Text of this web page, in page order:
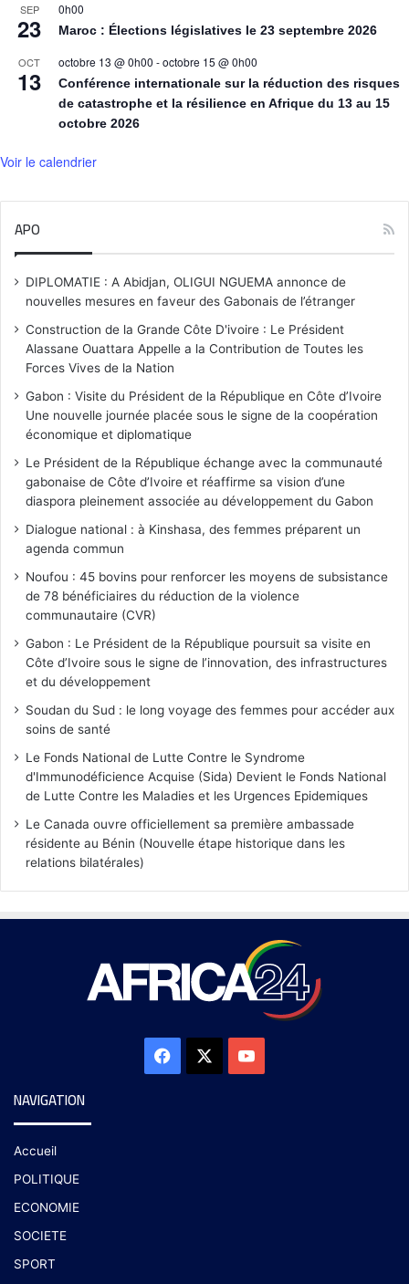
SEP
23
0h00
Maroc : Élections législatives le 23 septembre 2026
OCT
13
octobre 13 @ 0h00 -octobre 15 @ 0h00
Conférence internationale sur la réduction des risques
de catastrophe et la résilience en Afrique du 13 au 15
octobre 2026
Voir le calendrier
APO
DIPLOMATIE : A Abidjan, OLIGUI NGUEMA annonce de
nouvelles mesures en faveur des Gabonais de l’étranger
Construction de la Grande Côte D'ivoire : Le Président
Alassane Ouattara Appelle a la Contribution de Toutes les
Forces Vives de la Nation
Gabon : Visite du Président de la République en Côte d’Ivoire
Une nouvelle journée placée sous le signe de la coopération
économique et diplomatique
Le Président de la République échange avec la communauté
gabonaise de Côte d’Ivoire et réaffirme sa vision d’une
diaspora pleinement associée au développement du Gabon
Dialogue national : à Kinshasa, des femmes préparent un
agenda commun
Noufou : 45 bovins pour renforcer les moyens de subsistance
de 78 bénéficiaires du réduction de la violence
communautaire (CVR)
Gabon : Le Président de la République poursuit sa visite en
Côte d’Ivoire sous le signe de l’innovation, des infrastructures
et du développement
Soudan du Sud : le long voyage des femmes pour accéder aux
soins de santé
Le Fonds National de Lutte Contre le Syndrome
d'Immunodéficience Acquise (Sida) Devient le Fonds National
de Lutte Contre les Maladies et les Urgences Epidemiques
Le Canada ouvre officiellement sa première ambassade
résidente au Bénin (Nouvelle étape historique dans les
relations bilatérales)
NAVIGATION
Accueil
POLITIQUE
ECONOMIE
SOCIETE
SPORT